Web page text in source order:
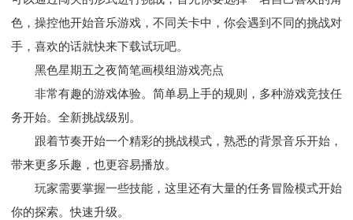
色，操控他开始音乐游戏，不同关卡中，你会遇到不同的挑战对
手，喜欢的话就快来下载试玩吧。
黑色星期五之夜简笔画模组游戏亮点
非常有趣的游戏体验。简单易上手的规则，多种游戏竞技任
务开始。全新挑战级别。
跟着节奏开始一个精彩的挑战模式，熟悉的背景音乐开始，
带来更多乐趣，也更容易播放。
玩家需要掌握一些技能，这里还有大量的任务冒险模式开始
你的探索。快速升级。